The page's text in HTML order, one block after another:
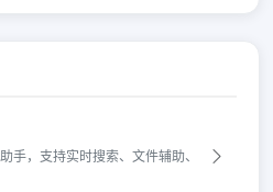
手，支持实时搜索、文件辅助、